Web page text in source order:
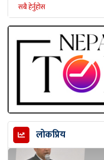
सबै हेर्नुहोस
लोकप्रिय